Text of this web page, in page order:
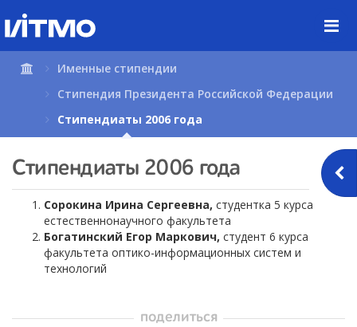
содержимому
страницы.
Именные стипендии
Стипендия Президента Российской Федерации
Стипендиаты 2006 года
Стипендиаты 2006 года
Сорокина Ирина Сергеевна, студентка 5 курса
естественнонаучного факультета
Богатинский Егор Маркович, студент 6 курса
факультета оптико-информационных систем и
технологий
поделиться